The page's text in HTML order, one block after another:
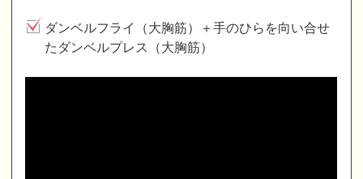
ダンベルフライ（大胸筋）＋手のひらを向い合せ
たダンベルプレス（大胸筋）